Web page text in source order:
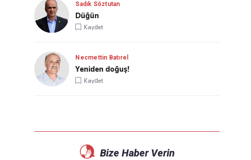
Sadık Söztutan
Düğün
Kaydet
Necmettin Batırel
Yeniden doğuş!
Kaydet
Bize Haber Verin